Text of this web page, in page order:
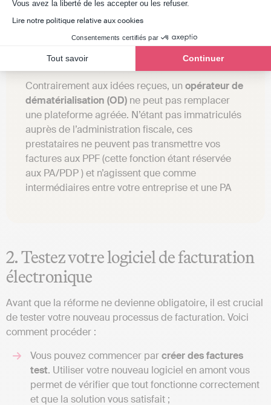
Vous avez la liberté de les accepter ou les refuser.
Lire notre politique relative aux cookies
Consentements certifiés par
Tout savoir Continuer
Bon à savoir:
Contrairement aux idées reçues, un opérateur de
dématérialisation (OD) ne peut pas remplacer
une plateforme agréée. N’étant pas immatriculés
auprès de l’administration fiscale, ces
prestataires ne peuvent pas transmettre vos
factures aux PPF (cette fonction étant réservée
aux PA/PDP ) et n’agissent que comme
intermédiaires entre votre entreprise et une PA
2. Testez votre logiciel de facturation
électronique
Avant que la réforme ne devienne obligatoire, il est crucial
de tester votre nouveau processus de facturation. Voici
comment procéder :
Vous pouvez commencer parcréer des factures
test. Utiliser votre nouveau logiciel en amont vous
permet de vérifier que tout fonctionne correctement
et que la solution vous satisfait ;